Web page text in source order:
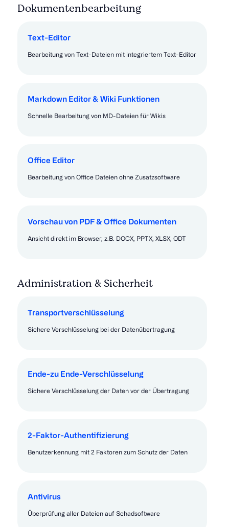
Dokumentenbearbeitung
Text-Editor
Bearbeitung von Text-Dateien mit integriertem Text-Editor
Markdown Editor & Wiki Funktionen
Schnelle Bearbeitung von MD-Dateien für Wikis
Office Editor
Bearbeitung von Office Dateien ohne Zusatzsoftware
Vorschau von PDF & Office Dokumenten
Ansicht direkt im Browser, z.B. DOCX, PPTX, XLSX, ODT
Administration & Sicherheit
Transportverschlüsselung
Sichere Verschlüsselung bei der Datenübertragung
Ende-zu Ende-Verschlüsselung
Sichere Verschlüsselung der Daten vor der Übertragung
2-Faktor-Authentifizierung
Benutzerkennung mit 2 Faktoren zum Schutz der Daten
Antivirus
Überprüfung aller Dateien auf Schadsoftware